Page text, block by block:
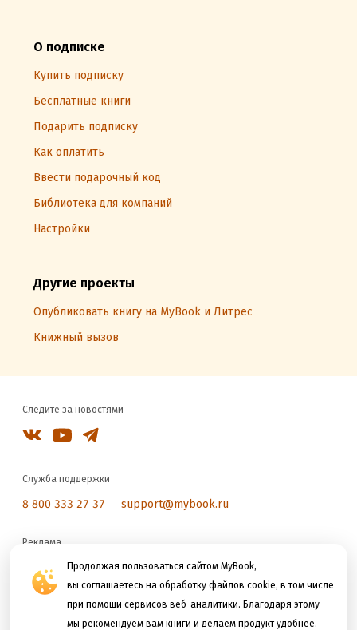
Продолжая пользоваться сайтом MyBook,
вы соглашаетесь на обработку файлов cookie, в том числе
при помощи сервисов веб-аналитики. Благодаря этому
мы рекомендуем вам книги и делаем продукт удобнее.
О подписке
Купить подписку
Бесплатные книги
Подарить подписку
Как оплатить
Ввести подарочный код
Библиотека для компаний
Настройки
Другие проекты
Опубликовать книгу на MyBook и Литрес
Книжный вызов
Следите за новостями
Служба поддержки
8 800 333 27 37 support@mybook.ru
Реклама
reklama@litres.ru
Мы принимаем к оплате